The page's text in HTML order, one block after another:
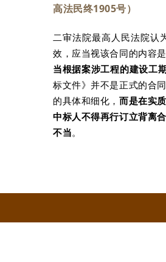
高法民终1905号）
二审法院最高人民法院认
效，应当视该合同的内容
当根据案涉工程的建设工
标文件》并不是正式的合
的具体和细化，而是在实
中标人不得再行订立背离
不当。